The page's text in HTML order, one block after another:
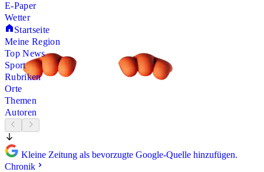
E-Paper
Wetter
Startseite
Meine Region
Top News
Sport
Rubriken
Orte
Themen
Autoren
Kleine Zeitung als bevorzugte Google-Quelle hinzufügen.
Chronik